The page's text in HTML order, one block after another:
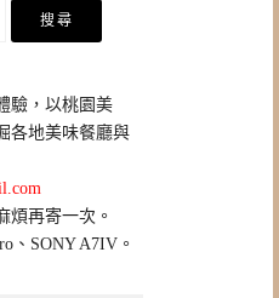
驗，以桃園美
各地美味餐廳與
煩再寄一次。
、SONY A7IV。